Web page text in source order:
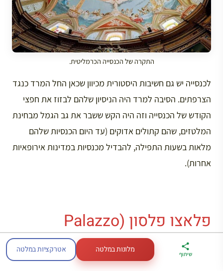
התקרה של הכנסייה הכרמליטית.
לכנסייה יש גם חשיבות היסטורית מכיוון שכאן החל המרד כנגד
הצרפתים. הסיבה למרד היה הניסיון שלהם לבזוז את חפצי
הקודש של הכנסייה וזה היה הקש ששבר את גב הגמל מבחינת
המלטזים, שהם קתולים אדוקים (עד היום הכנסיות שלהם
מלאות בשעות התפילה, להבדיל מכנסיות במדינות אירופאיות
אחרות).
פלאצו פלסון (Palazzo
Falzon)
ארגז הכלים שלי
לטיול בצרפת
מדריך פריז
במתנה
דברו
איתי בווטסאפ
שיתוף מלונות במלטה אטרקציות במלטה